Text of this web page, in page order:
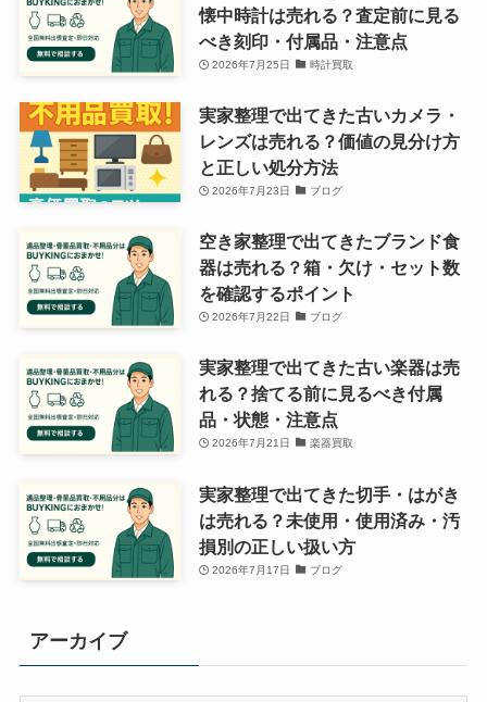
懐中時計は売れる？査定前に見る
べき刻印・付属品・注意点
2026年7月25日 時計買取
実家整理で出てきた古いカメラ・
レンズは売れる？価値の見分け方
と正しい処分方法
2026年7月23日 ブログ
空き家整理で出てきたブランド食
器は売れる？箱・欠け・セット数
を確認するポイント
2026年7月22日 ブログ
実家整理で出てきた古い楽器は売
れる？捨てる前に見るべき付属
品・状態・注意点
2026年7月21日 楽器買取
実家整理で出てきた切手・はがき
は売れる？未使用・使用済み・汚
損別の正しい扱い方
2026年7月17日 ブログ
アーカイブ